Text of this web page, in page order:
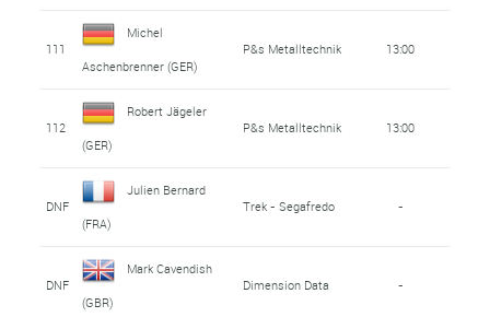
111
Michel
Aschenbrenner (GER)
P&s Metalltechnik 13:00
112
Robert Jägeler
(GER)
P&s Metalltechnik 13:00
DNF
Julien Bernard
(FRA)
Trek - Segafredo -
DNF
Mark Cavendish
(GBR)
Dimension Data -